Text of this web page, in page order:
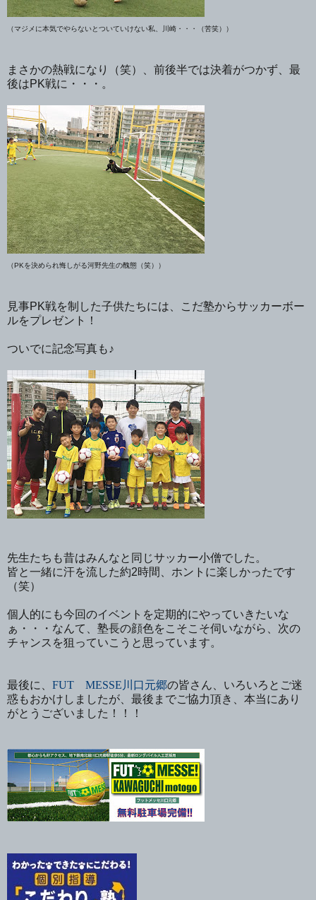
（マジメに本気でやらないとついていけない私、川崎・・・（苦笑））
まさかの熱戦になり（笑）、前後半では決着がつかず、最
後はPK戦に・・・。
（PKを決められ悔しがる河野先生の醜態（笑））
見事PK戦を制した子供たちには、こだ塾からサッカーボー
ルをプレゼント！
ついでに記念写真も♪
先生たちも昔はみんなと同じサッカー小僧でした。
皆と一緒に汗を流した約2時間、 ホントに楽しかったです
（笑）
個人的にも今回のイベントを定期的にやっていきたいな
ぁ・・・なんて、塾長の顔色をこそこそ伺いながら、次の
チャンスを狙っていこうと思っています。
最後に、 FUT MESSE川口元郷の皆さん、いろいろとご迷
惑もおかけしましたが、最後までご協力頂き、本当にあり
がとうございました！！！